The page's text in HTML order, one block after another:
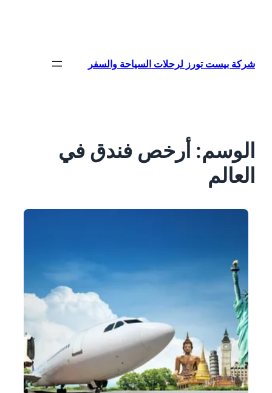
شركة بيست تورز لرحلات السياحة والسفر
الوسم: أرخص فندق في
العالم